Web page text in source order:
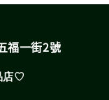
福一街2號
店♡